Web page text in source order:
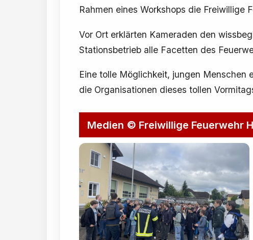
Rahmen eines Workshops die Freiwillige
Vor Ort erklärten Kameraden den
Stationsbetrieb alle Facetten des
Eine tolle Möglichkeit, jungen Menschen
die Organisationen dieses tollen
Medien © Freiwillige Feuerwehr